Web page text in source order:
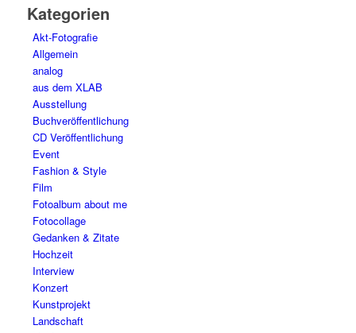
Kategorien
Akt-Fotografie
Allgemein
analog
aus dem XLAB
Ausstellung
Buchveröffentlichung
CD Veröffentlichung
Event
Fashion & Style
Film
Fotoalbum about me
Fotocollage
Gedanken & Zitate
Hochzeit
Interview
Konzert
Kunstprojekt
Landschaft